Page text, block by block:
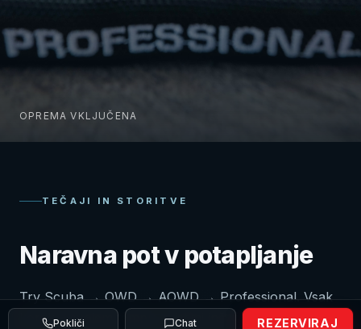
OPREMA VKLJUČENA
TEČAJI IN STORITVE
Naravna pot v potapljanje
Try Scuba → OWD → AOWD → Professional. Vsak
korak v svojem tempu, z istimi inštruktorji.
Pokliči Chat REZERVIRAJ